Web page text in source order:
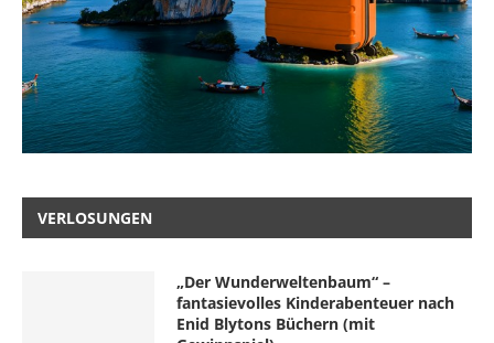
VERLOSUNGEN
„Der Wunderweltenbaum“ –
fantasievolles Kinderabenteuer nach
Enid Blytons Büchern (mit